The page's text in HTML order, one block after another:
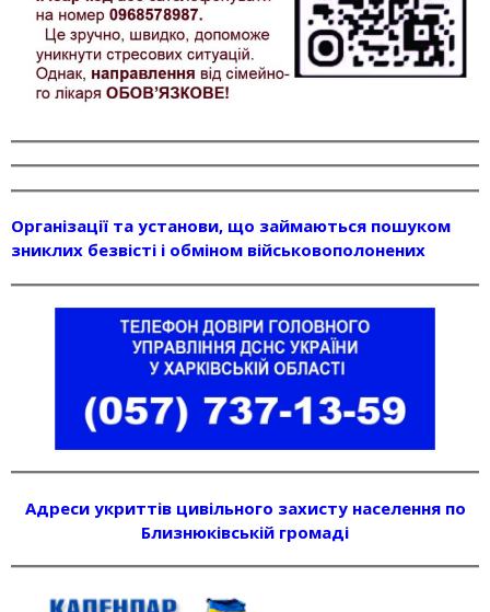
Організації та установи, що займаються пошуком
зниклих безвісті і обміном військовополонених
Адреси укриттів цивільного захисту населення по
Близнюківській громаді